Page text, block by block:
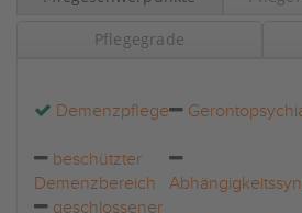
Pflegegrade
Demenzpflege
beschützter
Demenzbereich
geschlossener